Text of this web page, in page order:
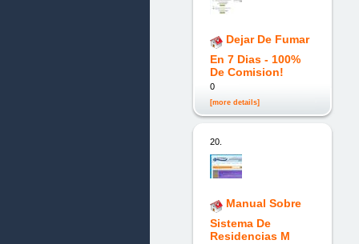
Dejar De Fumar
En 7 Dias - 100%
De Comision!
0
[more details]
20.
Manual Sobre
Sistema De
Residencias M